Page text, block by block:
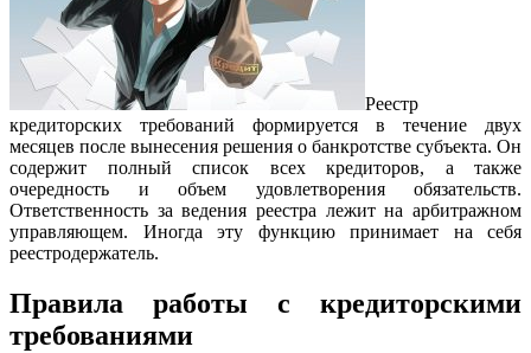
Реестр
кредиторских требований формируется в течение двух
месяцев после вынесения решения о банкротстве субъекта. Он
содержит полный список всех кредиторов, а также
очередность и объем удовлетворения обязательств.
Ответственность за ведения реестра лежит на арбитражном
управляющем. Иногда эту функцию принимает на себя
реестродержатель.
Правила работы с кредиторскими
требованиями